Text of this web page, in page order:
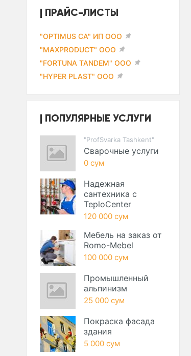
ПРАЙС-ЛИСТЫ
"OPTIMUS CA" ИП ООО
"MAXPRODUCT" ООО
"FORTUNA TANDEM" ООО
"HYPER PLAST" ООО
ПОПУЛЯРНЫЕ УСЛУГИ
"ProfSvarka Tashkent"
Сварочные услуги
0 сум
Надежная
сантехника с
TeploCenter
120 000 сум
Мебель на заказ от
Romo-Mebel
100 000 сум
Промышленный
альпинизм
25 000 сум
Покраска фасада
здания
5 000 сум